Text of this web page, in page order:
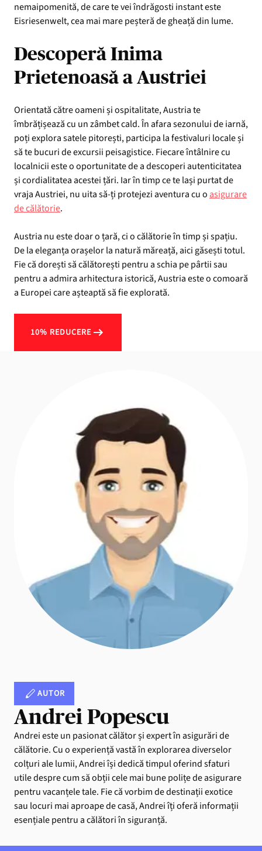
nemaipomenită, de care te vei îndrăgosti instant este
Eisriesenwelt, cea mai mare peșteră de gheață din lume.
Descoperă Inima
Prietenoasă a Austriei
Orientată către oameni și ospitalitate, Austria te
îmbrățișează cu un zâmbet cald. În afara sezonului de iarnă,
poți explora satele pitorești, participa la festivaluri locale și
să te bucuri de excursii peisagistice. Fiecare întâlnire cu
localnicii este o oportunitate de a descoperi autenticitatea
și cordialitatea acestei țări. Iar în timp ce te lași purtat de
vraja Austriei, nu uita să-ți protejezi aventura cu o asigurare
de călătorie.
Austria nu este doar o țară, ci o călătorie în timp și spațiu.
De la eleganța orașelor la natură măreață, aici găsești totul.
Fie că dorești să călătorești pentru a schia pe pârtii sau
pentru a admira arhitectura istorică, Austria este o comoară
a Europei care așteaptă să fie explorată.
10% REDUCERE
AUTOR
Andrei Popescu
Andrei este un pasionat călător și expert în asigurări de
călătorie. Cu o experiență vastă în explorarea diverselor
colțuri ale lumii, Andrei își dedică timpul oferind sfaturi
utile despre cum să obții cele mai bune polițe de asigurare
pentru vacanțele tale. Fie că vorbim de destinații exotice
sau locuri mai aproape de casă, Andrei îți oferă informații
esențiale pentru a călători în siguranță.